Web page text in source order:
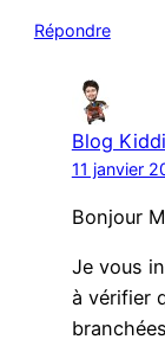
Répondre
Blog
11 janvier
Bonjour
Je vous
à vérifier